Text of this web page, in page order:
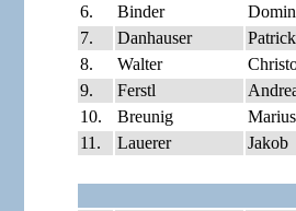
6.
Binder
7.
Danhauser
Patrick
8.
Walter
9.
Ferstl
10.
Breunig
Marius
11.
Lauerer Jakob